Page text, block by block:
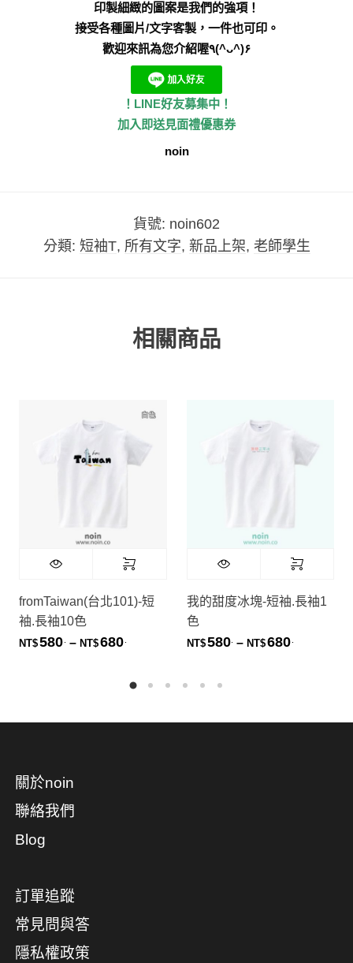
印製細緻的圖案是我們的強項！
接受各種圖片/文字客製，一件也可印。
歡迎來訊為您介紹喔٩(^ᴗ^)۶
！LINE好友募集中！
加入即送見面禮優惠券
noin
貨號: noin602
分類: 短袖T, 所有文字, 新品上架, 老師學生
相關商品
fromTaiwan(台北101)-短
袖.長袖10色
NT$580 – NT$680價格範圍：NT$580. 到 NT$680.
我的甜度冰塊-短袖.長袖1
色
NT$580 – NT$680
關於noin
聯絡我們
Blog
訂單追蹤
常見問與答
隱私權政策